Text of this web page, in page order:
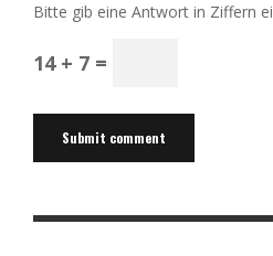
Bitte gib eine Antwort in Ziffern
14 + 7 =